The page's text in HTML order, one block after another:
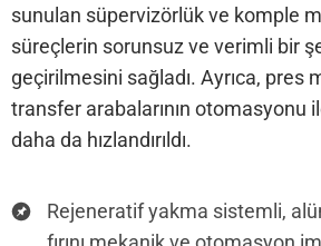
sunulan süpervizörlük ve komple
süreçlerin sorunsuz ve verimli bir
geçirilmesini sağladı. Ayrıca, pres
transfer arabalarının otomasyonu
daha da hızlandırıldı.
Rejeneratif yakma sistemli,